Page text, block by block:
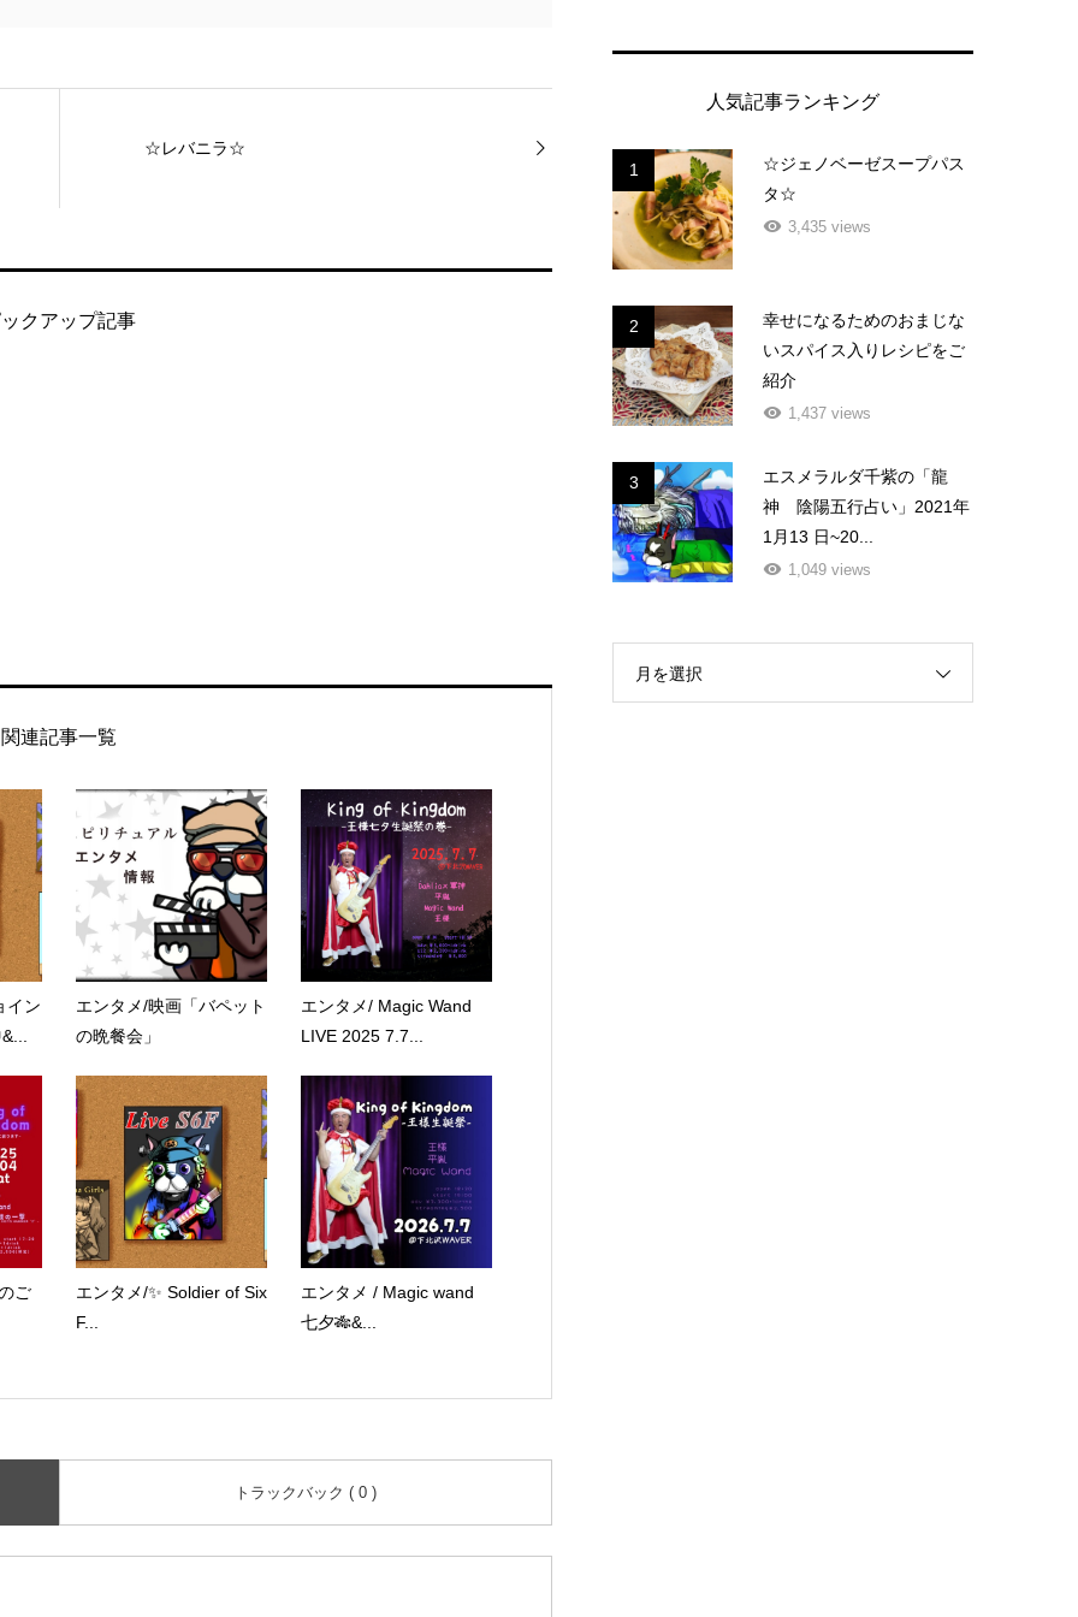
☆レバニラ☆
クアップ記事
関連記事一覧
イン
エンタメ/映画「バペット
の晩餐会」
エンタメ/ Magic Wand
LIVE 2025 7.7...
ご
エンタメ/✨ Soldier of Six
F...
エンタメ / Magic wand
七夕🎋&...
トラックバック ( 0 )
人気記事ランキング
1
☆ジェノベーゼスープパス
タ☆
3,435 views
2
幸せになるためのおまじな
いスパイス入りレシピをご
紹介
1,437 views
3
エスメラルダ千紫の「龍
神 陰陽五行占い」2021年
1月13 日~20...
1,049 views
月を選択